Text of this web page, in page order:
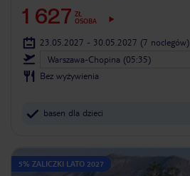
1 627 ZŁ
OSOBA
23.05.2027 - 30.05.2027 (7 noclegów)
Warszawa-Chopina (05:35)
Bez wyżywienia
basen dla dzieci
5% ZALICZKI LATO 2027